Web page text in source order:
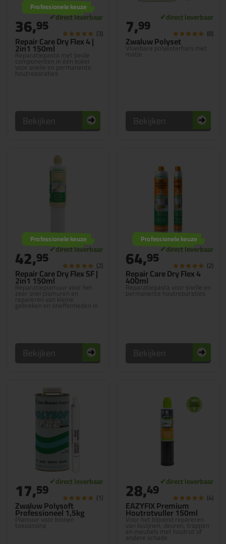
Repair Care Dry Flex 4 |
2in1 150ml
Reparatiepasta met beide
componenten in één koker
voor snelle en permanente
houtreparaties
Professionele keuze
36,95 (3)
Bekijken
Zwaluw Polyset
Vloeibare polyesterhars met
matje
7,99 (8)
Bekijken
Repair Care Dry Flex SF |
2in1 150ml
Reparatieplamuur voor het
zeer snel plamuren en
repareren van kleine
gebreken en oneffenheden in
hout
Professionele keuze
42,95 (2)
Bekijken
Repair Care Dry Flex 4
400ml
Reparatiepasta voor snelle en
permanente houtreparaties
Professionele keuze
64,95 (2)
Bekijken
Zwaluw Polysoft
Professioneel 1,5kg
Plamuur voor binnen
toepassing
17,59 (1)
EAZYFIX Premium
Houtrotvuller 150ml
Voor het blijvend repareren
van kozijnen, deuren, trappen
en meubels met houtrot of
andere schade
28,49 (4)